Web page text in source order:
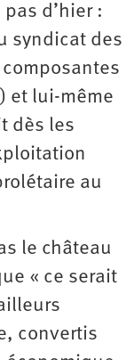
d’hier :
syndicat des
et lui-même
dès les
au
le château
« ce serait
convertis